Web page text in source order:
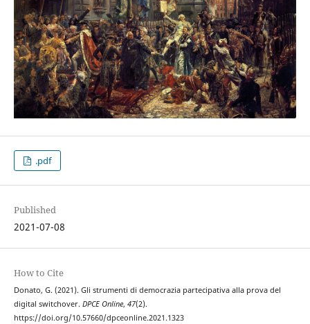
.pdf
Published
2021-07-08
How to Cite
Donato, G. (2021). Gli strumenti di democrazia partecipativa alla prova del
digital switchover. DPCE Online, 47(2).
https://doi.org/10.57660/dpceonline.2021.1323